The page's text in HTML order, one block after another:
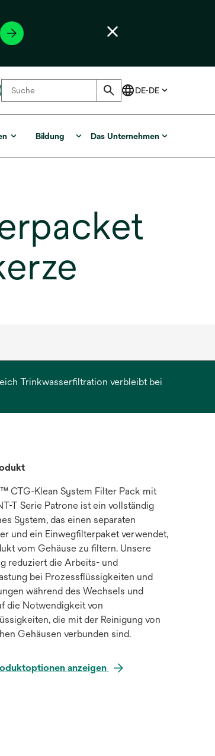
Bildung Das Unternehmen
Trinkwasserfiltration verbleibt bei
CTG-Klean System Filter Pack mit
T Serie Patrone ist ein vollständig
System, das einen separaten
und ein Einwegfilterpaket verwendet,
vom Gehäuse zu filtern. Unsere
reduziert die Arbeits- und
bei Prozessflüssigkeiten und
während des Wechsels und
die Notwendigkeit von
die mit der Reinigung von
Gehäusen verbunden sind.
anzeigen